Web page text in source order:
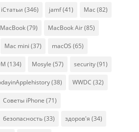
iСтатьи (346) jamf(41) Mac (82)
MacBook(79) MacBook Air(85)
Mac mini (37) macOS (65)
(134) Mosyle (57) security(91)
(38) WWDC (32)
Советы iPhone (71)
безопасность(33) здоров'я (34)